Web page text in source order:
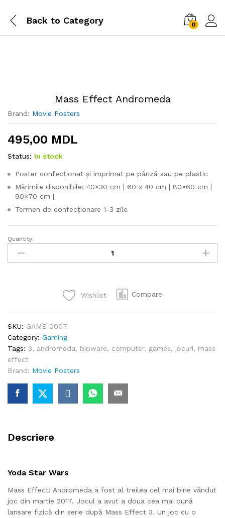
Back to Category 0
Mass Effect Andromeda
Brand: Movie Posters
495,00 MDL
Status: In stock
Poster confecționat și imprimat pe pânză sau pe plastic
Mărimile disponibile: 40×30 cm | 60 x 40 cm | 80×60 cm |
90×70 cm |
Termen de confecționare 1-3 zile
Mass
Effect
Andromeda
Quantity:
Wishlist Compare
SKU: GAME-0007
Category: Gaming
Tags: 3, andromeda, bioware, computer, games, jocuri, mass
effect
Brand: Movie Posters
Descriere
Yoda Star Wars
Mass Effect: Andromeda a fost al treilea cel mai bine vândut
joc din martie 2017. Jocul a avut a doua cea mai bună
lansare fizică din serie după Mass Effect 3. Un joc cu o